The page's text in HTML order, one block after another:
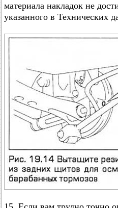
материала накладок не
указанного в Технических